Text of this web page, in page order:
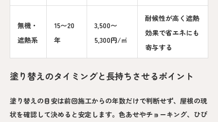
無機・
遮熱系
15〜20
年
3,500〜
5,300円/㎡
耐候性が高く遮熱
効果で省エネにも
寄与する
塗り替えのタイミングと長持ちさせるポイント
塗り替えの目安は前回施工からの年数だけで判断せず、屋根の現
状を確認して決めると安定します。色あせやチョーキング、ひび